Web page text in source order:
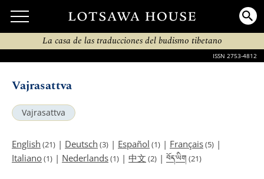
La casa de las traducciones del budismo tibetano
ISSN 2753-4812
Vajrasattva
Vajrasattva
English (21) | Deutsch (3) | Español (1) | Français(5) |
Italiano(1) | Nederlands(1) | 中文 (2) | བོད་ཡིག (21)